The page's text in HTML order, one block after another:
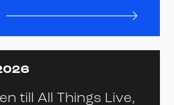
till All Things Live,